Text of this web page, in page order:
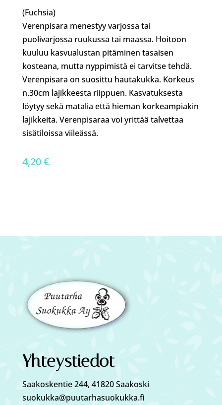
(Fuchsia)
Verenpisara menestyy varjossa tai
puolivarjossa ruukussa tai maassa. Hoitoon
kuuluu kasvualustan pitäminen tasaisen
kosteana, mutta nyppimistä ei tarvitse tehdä.
Verenpisara on suosittu hautakukka. Korkeus
n.30cm lajikkeesta riippuen. Kasvatuksesta
löytyy sekä matalia että hieman korkeampiakin
lajikkeita. Verenpisaraa voi yrittää talvettaa
sisätiloissa viileässä.
4,20€
Yhteystiedot
Saakoskentie 244, 41820 Saakoski
suokukka@puutarhasuokukka.fi